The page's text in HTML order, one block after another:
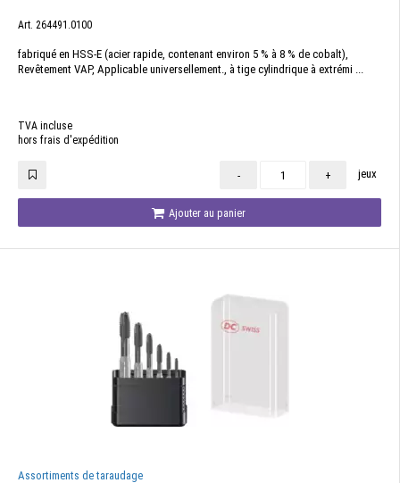
Art. 264491.0100
fabriqué en HSS-E (acier rapide, contenant environ 5 % à 8 % de cobalt),
Revêtement VAP, Applicable universellement., à tige cylindrique à extrémi ...
TVA incluse
hors frais d'expédition
- + jeux
Ajouter au panier
Assortiments de taraudage